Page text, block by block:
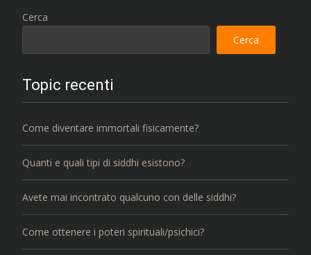
Cerca
Cerca
Topic recenti
Come diventare immortali fisicamente?
Quanti e quali tipi di siddhi esistono?
Avete mai incontrato qualcuno con delle siddhi?
Come ottenere i poteri spirituali/psichici?